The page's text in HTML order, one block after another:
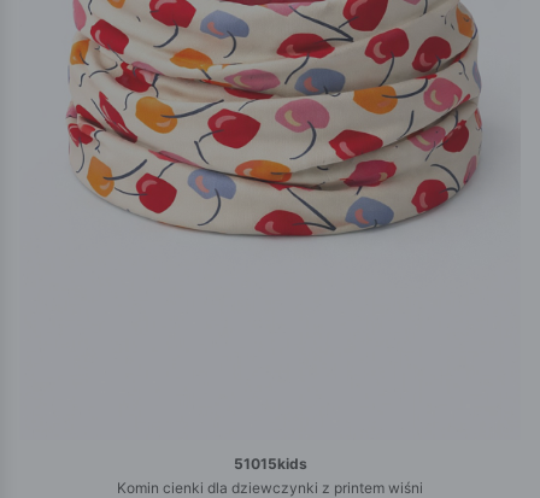
51015kids
Komin cienki dla dziewczynki z printem wiśni